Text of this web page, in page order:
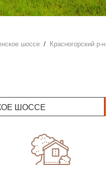
шоссе Красногорский р-н
ШОССЕ